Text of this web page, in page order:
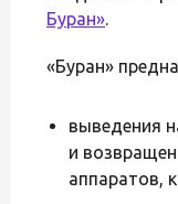
Буран».
«Буран»
выведения
и
аппаратов,